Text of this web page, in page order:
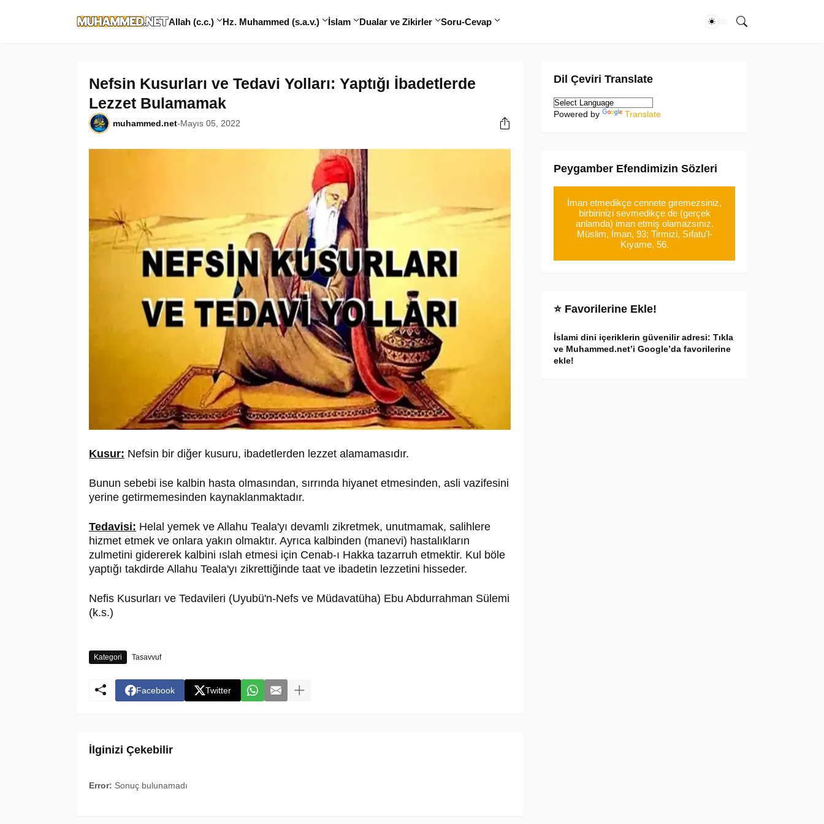
Allah (c.c.) Hz. Muhammed (s.a.v.) İslam Dualar ve Zikirler Soru-Cevap
Nefsin Kusurları ve Tedavi Yolları: Yaptığı İbadetlerde
Lezzet Bulamamak
muhammed.net-Mayıs 05, 2022
Kusur: Nefsin bir diğer kusuru, ibadetlerden lezzet alamamasıdır.
Bunun sebebi ise kalbin hasta olmasından, sırrında hiyanet etmesinden, asli vazifesini
yerine getirmemesinden kaynaklanmaktadır.
Tedavisi: Helal yemek ve Allahu Teala'yı devamlı zikretmek, unutmamak, salihlere
hizmet etmek ve onlara yakın olmaktır. Ayrıca kalbinden (manevi) hastalıkların
zulmetini gidererek kalbini ıslah etmesi için Cenab-ı Hakka tazarruh etmektir. Kul böle
yaptığı takdirde Allahu Teala'yı zikrettiğinde taat ve ibadetin lezzetini hisseder.
Nefis Kusurları ve Tedavileri (Uyubü'n-Nefs ve Müdavatüha) Ebu Abdurrahman Sülemi
(k.s.)
Kategori Tasavvuf
Facebook Twitter
İlginizi Çekebilir
Error: Sonuç bulunamadı
Dil Çeviri Translate
Powered by Translate
Peygamber Efendimizin Sözleri
İman etmedikçe cennete giremezsiniz,
birbirinizi sevmedikçe de (gerçek
anlamda) iman etmiş olamazsınız.
Müslim, İman, 93; Tirmizi, Sıfatu'l-
Kıyame, 56.
⭐ Favorilerine Ekle!
İslami dini içeriklerin güvenilir adresi: Tıkla
ve Muhammed.net’i Google’da favorilerine
ekle!